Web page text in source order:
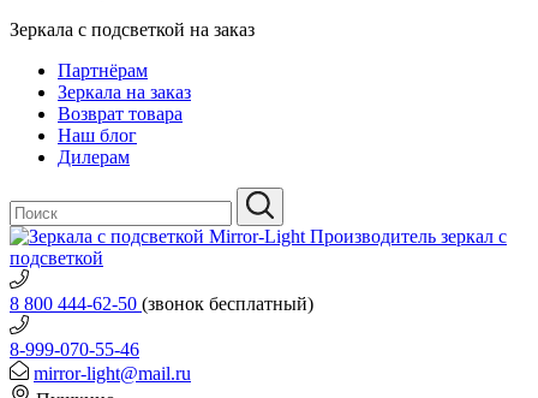
Зеркала с подсветкой на заказ
Партнёрам
Зеркала на заказ
Возврат товара
Наш блог
Дилерам
Производитель зеркал с
подсветкой
8 800 444-62-50 (звонок бесплатный)
8-999-070-55-46
mirror-light@mail.ru